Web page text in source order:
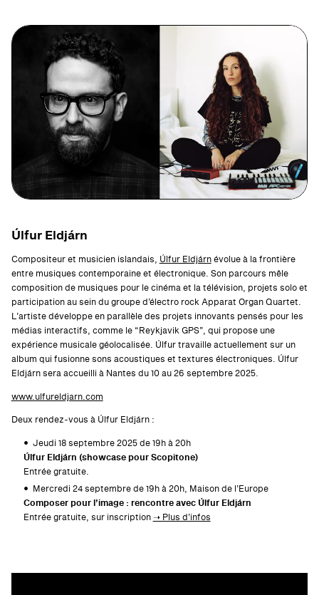
Úlfur Eldjárn
Compositeur et musicien islandais, Úlfur Eldjárnévolue à la frontière
entre musiques contemporaine et électronique. Son parcours mêle
composition de musiques pour le cinéma et la télévision, projets solo et
participation au sein du groupe d’électro rock Apparat Organ Quartet.
L’artiste développe en parallèle des projets innovants pensés pour les
médias interactifs, comme le “Reykjavik GPS”, qui propose une
expérience musicale géolocalisée. Úlfur travaille actuellement sur un
album qui fusionne sons acoustiques et textures électroniques. Úlfur
Eldjárn sera accueilli à Nantes du 10 au 26 septembre 2025.
www.ulfureldjarn.com
Deux rendez-vous à Úlfur Eldjárn :
Jeudi 18 septembre 2025 de 19h à 20h
Úlfur Eldjárn (showcase pour Scopitone)
Entrée gratuite.
Mercredi 24 septembre de 19h à 20h, Maison de l’Europe
Composer pour l’image : rencontre avec Úlfur Eldjárn
Entrée gratuite, sur inscription➝ Plus d’infos